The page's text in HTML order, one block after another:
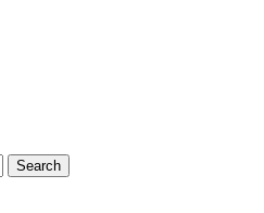
Search